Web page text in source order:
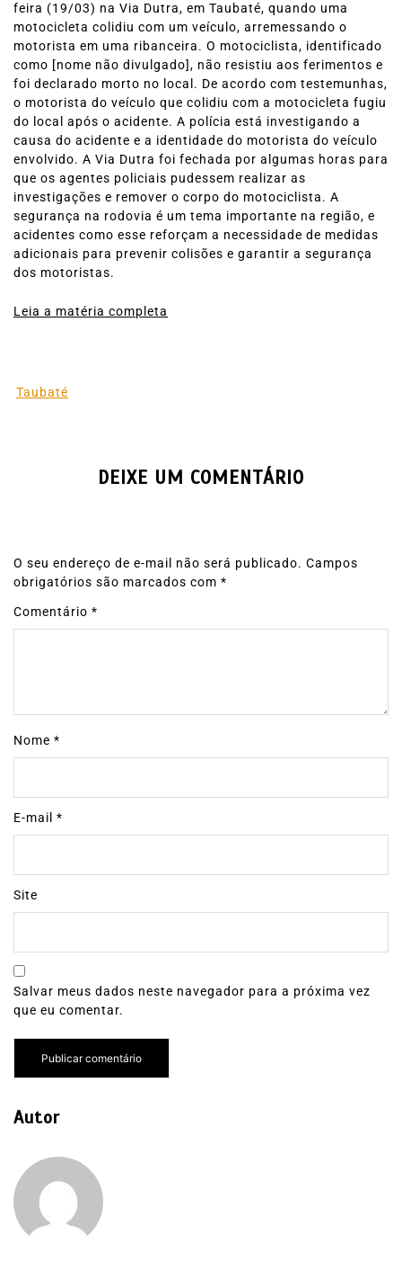
feira (19/03) na Via Dutra, em Taubaté, quando uma
motocicleta colidiu com um veículo, arremessando o
motorista em uma ribanceira. O motociclista, identificado
como [nome não divulgado], não resistiu aos ferimentos e
foi declarado morto no local. De acordo com testemunhas,
o motorista do veículo que colidiu com a motocicleta fugiu
do local após o acidente. A polícia está investigando a
causa do acidente e a identidade do motorista do veículo
envolvido. A Via Dutra foi fechada por algumas horas para
que os agentes policiais pudessem realizar as
investigações e remover o corpo do motociclista. A
segurança na rodovia é um tema importante na região, e
acidentes como esse reforçam a necessidade de medidas
adicionais para prevenir colisões e garantir a segurança
dos motoristas.
Leia a matéria completa
Taubaté
DEIXE UM COMENTÁRIO
O seu endereço de e-mail não será publicado. Campos
obrigatórios são marcados com *
Comentário *
Nome *
E-mail *
Site
Salvar meus dados neste navegador para a próxima vez
que eu comentar.
Autor